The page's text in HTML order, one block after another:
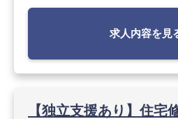
求人内容を見
【独立支援あり】住宅